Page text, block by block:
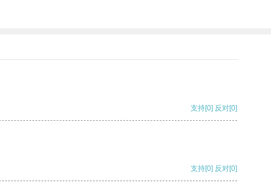
支持[0] 反对[0]
支持[0] 反对[0]